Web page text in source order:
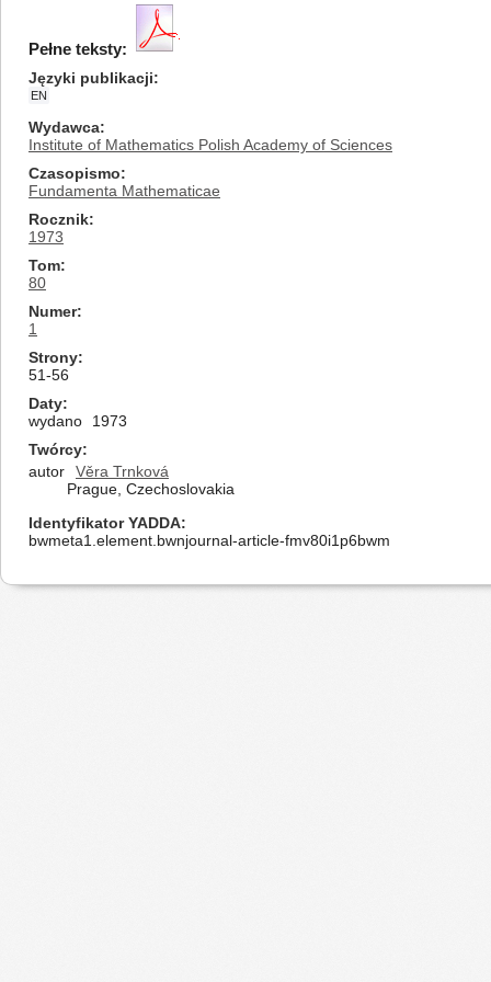
Pełne teksty:
Języki publikacji
EN
Wydawca
Institute of Mathematics Polish Academy of Sciences
Czasopismo
Fundamenta Mathematicae
Rocznik
1973
Tom
80
Numer
1
Strony
51-56
Daty
wydano
1973
Twórcy
autor
Věra Trnková
Prague, Czechoslovakia
Identyfikator YADDA
bwmeta1.element.bwnjournal-article-fmv80i1p6bwm